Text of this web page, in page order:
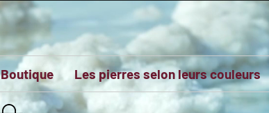
Boutique Les pierres selon leurs couleurs